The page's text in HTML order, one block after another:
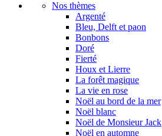
Nos thèmes
Argenté
Bleu, Delft et paon
Bonbons
Doré
Fierté
Houx et Lierre
La forêt magique
La vie en rose
Noël au bord de la mer
Noël blanc
Noël de Monsieur Jack
Noël en automne